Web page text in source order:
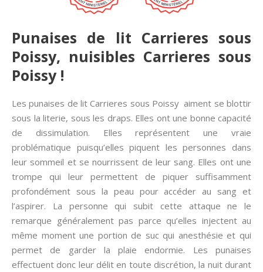
Punaises de lit Carrieres sous
Poissy, nuisibles Carrieres sous
Poissy !
Les punaises de lit Carrieres sous Poissy aiment se blottir
sous la literie, sous les draps. Elles ont une bonne capacité
de dissimulation. Elles représentent une vraie
problématique puisqu’elles piquent les personnes dans
leur sommeil et se nourrissent de leur sang. Elles ont une
trompe qui leur permettent de piquer suffisamment
profondément sous la peau pour accéder au sang et
l’aspirer. La personne qui subit cette attaque ne le
remarque généralement pas parce qu’elles injectent au
même moment une portion de suc qui anesthésie et qui
permet de garder la plaie endormie. Les punaises
effectuent donc leur délit en toute discrétion, la nuit durant